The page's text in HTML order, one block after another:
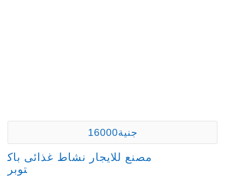
16000جنية
مصنع للايجار نشاط غذائى باك
توبر